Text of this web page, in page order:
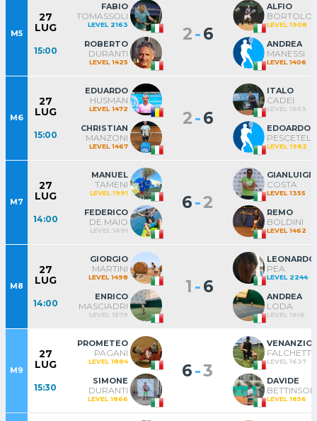
M5
27
LUG
15:00
FABIO
TOMASSOLI
LEVEL 2163
ROBERTO
DURANTI
LEVEL 1425
2-6
ALFIO
LEVEL 1908
ANDREA
MANESSI
LEVEL 1406
M6
27
LUG
15:00
EDUARDO
HUSMAN
LEVEL 1472
CHRISTIAN
MANZONI
LEVEL 1467
2-6
ITALO
CADEI
LEVEL 1653
EDOARDO
LEVEL 1982
M7
27
LUG
14:00
MANUEL
TAMENI
LEVEL 1991
FEDERICO
DE MAIO
LEVEL 1691
6-2
GIANLUIGI
COSTA
LEVEL 1355
REMO
BOLDINI
LEVEL 1462
M8
27
LUG
14:00
GIORGIO
MARTINI
LEVEL 1498
ENRICO
MASCIADRI
LEVEL 1579
1 -6
LEONARDO
PEA
LEVEL 2244
ANDREA
LODA
LEVEL 1616
M9
27
LUG
15:30
PROMETEO
PAGANI
LEVEL 1884
SIMONE
DURANTI
LEVEL 1866
6-3
VENANZIO
FALCHETTI
LEVEL 1637
DAVIDE
BETTINSOLI
LEVEL 1856